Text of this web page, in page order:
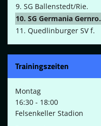
9. SG Ballenstedt/Rie.
10. SG Germania Gernro.
11. Quedlinburger SV f.
Trainingszeiten
Montag
16:30 - 18:00
Felsenkeller Stadion